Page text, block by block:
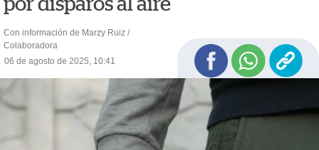
Con información de Marzy Ruiz /
Colaboradora
06 de agosto de 2025, 10:41